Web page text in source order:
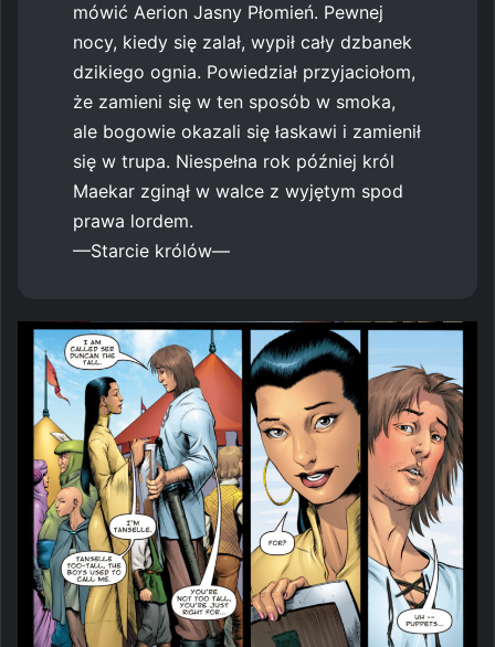
mówić Aerion Jasny Płomień. Pewnej
nocy, kiedy się zalał, wypił cały dzbanek
dzikiego ognia. Powiedział przyjaciołom,
że zamieni się w ten sposób w smoka,
ale bogowie okazali się łaskawi i zamienił
się w trupa. Niespełna rok później król
Maekar zginął w walce z wyjętym spod
prawa lordem.
—Starcie królów—